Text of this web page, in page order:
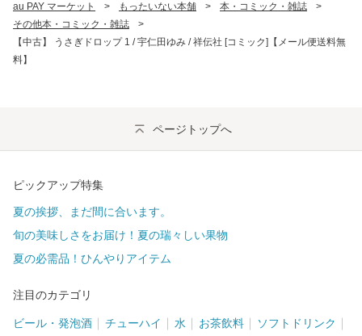
au PAY マーケット > もったいない本舗 > 本・コミック・雑誌
>
その他本・コミック・雑誌
>
【中古】 うさぎドロップ 1 / 宇仁田ゆみ / 祥伝社 [コミック]【メール便送料無
料】
ページトップへ
ピックアップ特集
夏の挨拶、まだ間に合います。
旬の美味しさをお届け！夏の瑞々しい果物
夏の必需品！ひんやりアイテム
注目のカテゴリ
ビール・発泡酒 チューハイ 水 お茶飲料 ソフトドリンク